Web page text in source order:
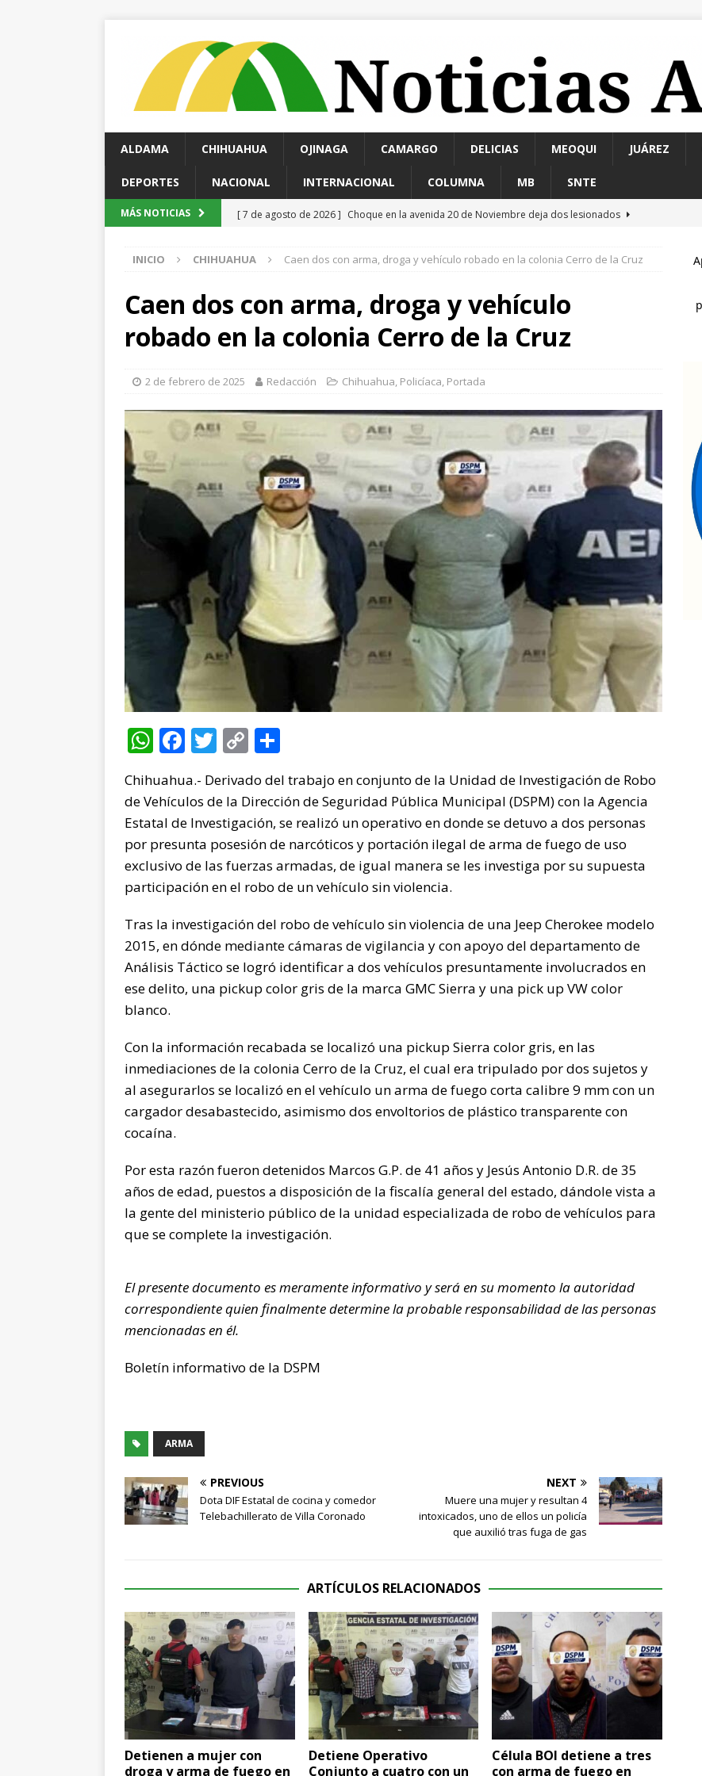
ALDAMA CHIHUAHUA OJINAGA CAMARGO DELICIAS MEOQUI JUÁREZ
DEPORTES NACIONAL INTERNACIONAL COLUMNA MB SNTE
MÁS NOTICIAS [ 7 de agosto de 2026 ] Choque en la avenida 20 de Noviembre deja dos lesionados
[ 7 de agosto de 2026 ] Rocía a su esposa y su hija con gasolina para matarlas; lo detienen
Alan Falomir se reúne con vecinos de El Saucito y lleva mensaje de
unidad en el PAN
ESTATAL
[ 6 de agosto de 2026 ]
Destaca César Jáuregui la importancia de atender las colonias con
cercanía y presencia
ESTATAL
[ 6 de agosto de 2026 ]
Ejecutan a hombre dentro de su vivienda en la colonia Ramón
Reyes
ESTATAL
[ 7 de agosto de 2026 ]
Localizan sin vida a un joven en vivienda de la colonia Ponce de
León
INICIO CHIHUAHUA Caen dos con arma, droga y vehículo robado en la colonia Cerro de la Cruz
Caen dos con arma, droga y vehículo
robado en la colonia Cerro de la Cruz
2 de febrero de 2025 Redacción Chihuahua, Policíaca, Portada
W
at
s
A
p
p
F
c
e
b
o
o
k
T
it
te
r
C
p
y
Li
n
k
m
p
ar
ti
r
Chihuahua.- Derivado del trabajo en conjunto de la Unidad de Investigación de Robo
de Vehículos de la Dirección de Seguridad Pública Municipal (DSPM) con la Agencia
Estatal de Investigación, se realizó un operativo en donde se detuvo a dos personas
por presunta posesión de narcóticos y portación ilegal de arma de fuego de uso
exclusivo de las fuerzas armadas, de igual manera se les investiga por su supuesta
participación en el robo de un vehículo sin violencia.
Tras la investigación del robo de vehículo sin violencia de una Jeep Cherokee modelo
2015, en dónde mediante cámaras de vigilancia y con apoyo del departamento de
Análisis Táctico se logró identificar a dos vehículos presuntamente involucrados en
ese delito, una pickup color gris de la marca GMC Sierra y una pick up VW color
blanco.
Con la información recabada se localizó una pickup Sierra color gris, en las
inmediaciones de la colonia Cerro de la Cruz, el cual era tripulado por dos sujetos y
al asegurarlos se localizó en el vehículo un arma de fuego corta calibre 9 mm con un
cargador desabastecido, asimismo dos envoltorios de plástico transparente con
cocaína.
Por esta razón fueron detenidos Marcos G.P. de 41 años y Jesús Antonio D.R. de 35
años de edad, puestos a disposición de la fiscalía general del estado, dándole vista a
la gente del ministerio público de la unidad especializada de robo de vehículos para
que se complete la investigación.
El presente documento es meramente informativo y será en su momento la autoridad
correspondiente quien finalmente determine la probable responsabilidad de las personas
mencionadas en él.
Boletín informativo de la DSPM
ARMA
PREVIOUS
Dota DIF Estatal de cocina y comedor
Telebachillerato de Villa Coronado
NEXT
Muere una mujer y resultan 4
intoxicados, uno de ellos un policía
que auxilió tras fuga de gas
ARTÍCULOS RELACIONADOS
Detienen a mujer con
droga y arma de fuego en
Detiene Operativo
Conjunto a cuatro con un
Célula BOI detiene a tres
con arma de fuego en